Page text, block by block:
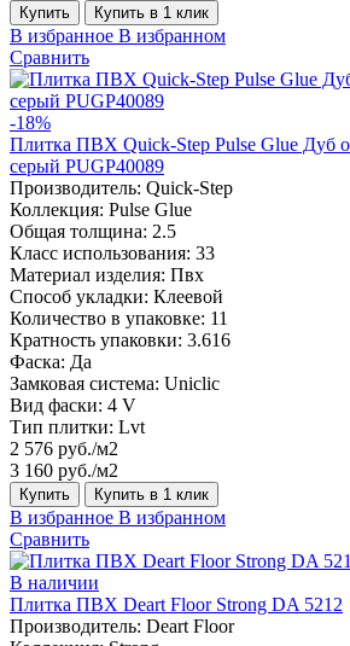
Купить Купить в 1 клик
В избранное В избранном
Сравнить
-18%
Плитка ПВХ Quick-Step Pulse Glue Дуб
серый PUGP40089
Производитель: Quick-Step
Коллекция: Pulse Glue
Общая толщина: 2.5
Класс использования: 33
Материал изделия: Пвх
Способ укладки: Клеевой
Количество в упаковке: 11
Кратность упаковки: 3.616
Фаска: Да
Замковая система: Uniclic
Вид фаски: 4 V
Тип плитки: Lvt
2 576 руб./м2
3 160 руб./м2
Купить Купить в 1 клик
В избранное В избранном
Сравнить
В наличии
Плитка ПВХ Deart Floor Strong DA 5212
Производитель: Deart Floor